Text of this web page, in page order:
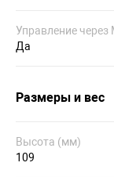
Управление через
Да
Размеры и вес
Высота (мм)
109